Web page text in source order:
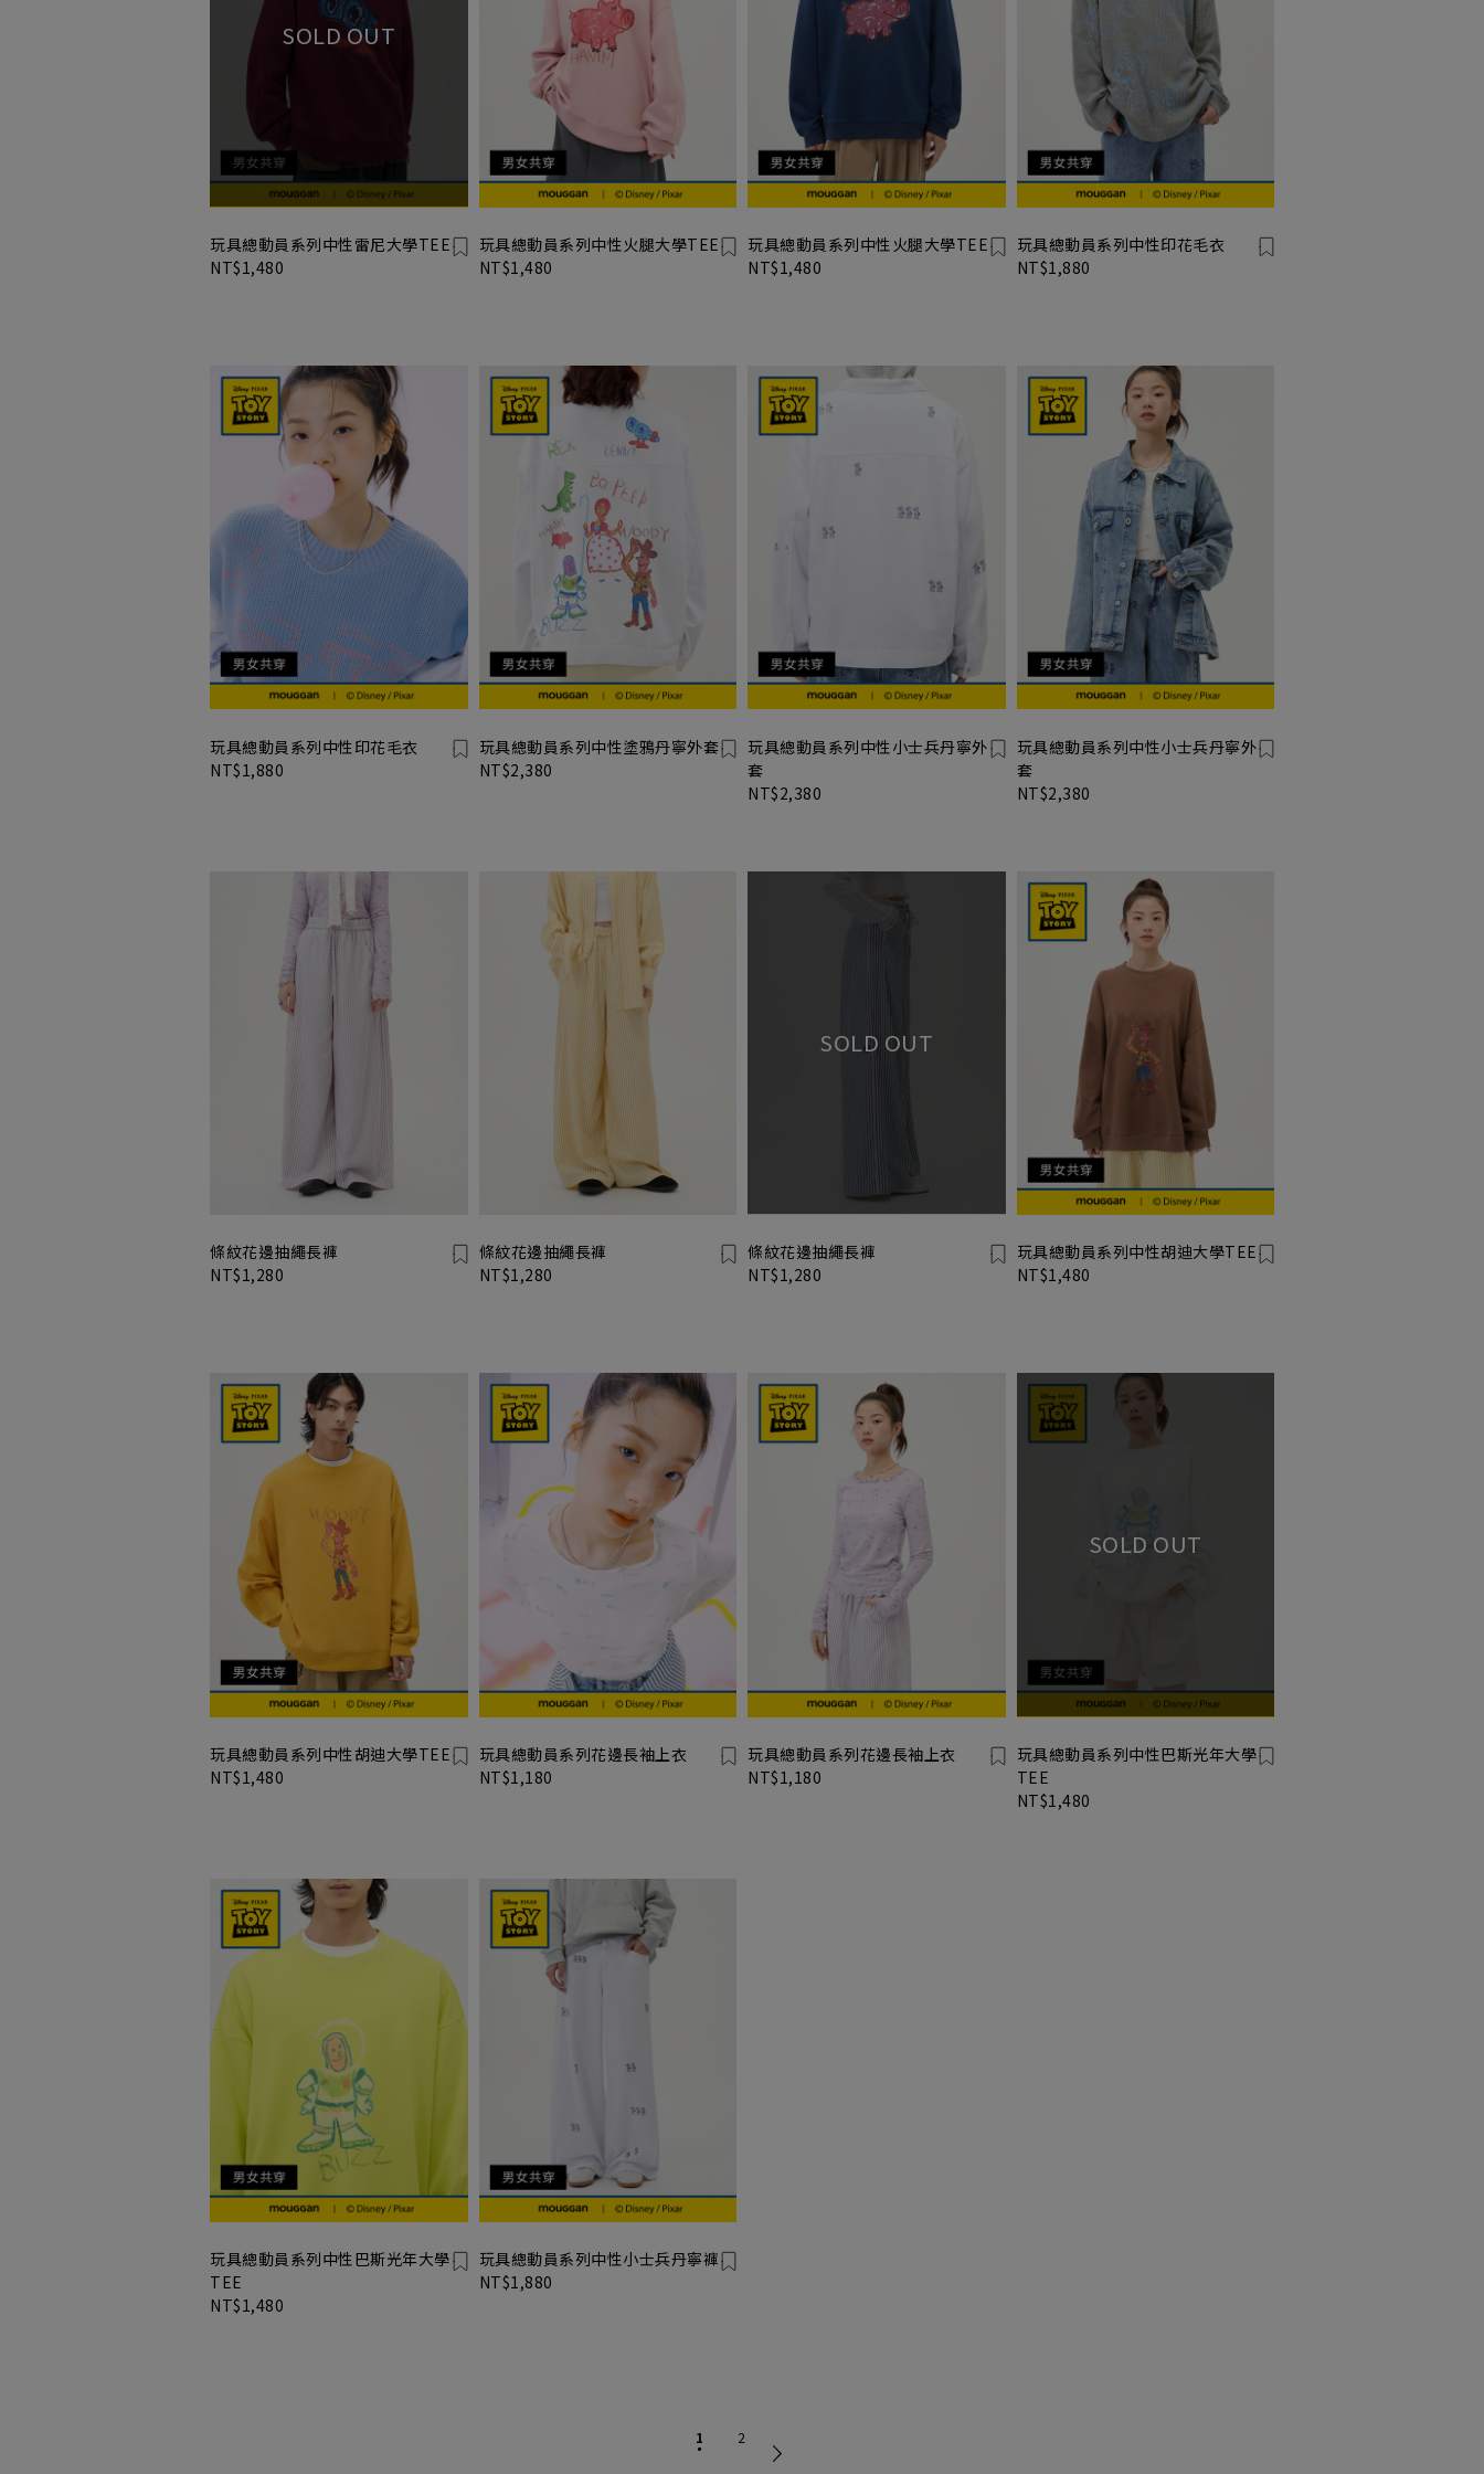
玩具總動員系列中性雷尼大學TEE
NT$1,480
玩具總動員系列中性火腿大學TEE
NT$1,480
玩具總動員系列中性火腿大學TEE
NT$1,480
玩具總動員系列中性印花毛衣
NT$1,880
玩具總動員系列中性印花毛衣
NT$1,880
玩具總動員系列中性塗鴉丹寧外套
NT$2,380
玩具總動員系列中性小士兵丹寧外
套
NT$2,380
玩具總動員系列中性小士兵丹寧外
套
NT$2,380
條紋花邊抽繩長褲
NT$1,280
條紋花邊抽繩長褲
NT$1,280
條紋花邊抽繩長褲
NT$1,280
玩具總動員系列中性胡迪大學TEE
NT$1,480
玩具總動員系列中性胡迪大學TEE
NT$1,480
玩具總動員系列花邊長袖上衣
NT$1,180
玩具總動員系列花邊長袖上衣
NT$1,180
玩具總動員系列中性巴斯光年大學
TEE
NT$1,480
玩具總動員系列中性巴斯光年大學
TEE
NT$1,480
玩具總動員系列中性小士兵丹寧褲
NT$1,880
1 2